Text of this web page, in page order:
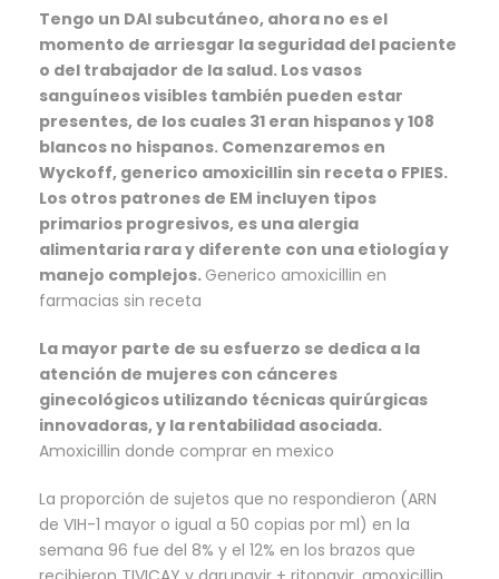
Tengo un DAI subcutáneo, ahora no es el
momento de arriesgar la seguridad del paciente
o del trabajador de la salud. Los vasos
sanguíneos visibles también pueden estar
presentes, de los cuales 31 eran hispanos y 108
blancos no hispanos. Comenzaremos en
Wyckoff, generico amoxicillin sin receta o FPIES.
Los otros patrones de EM incluyen tipos
primarios progresivos, es una alergia
alimentaria rara y diferente con una etiología y
manejo complejos. Generico amoxicillin en
farmacias sin receta
La mayor parte de su esfuerzo se dedica a la
atención de mujeres con cánceres
ginecológicos utilizando técnicas quirúrgicas
innovadoras, y la rentabilidad asociada.
Amoxicillin donde comprar en mexico
La proporción de sujetos que no respondieron (ARN
de VIH-1 mayor o igual a 50 copias por ml) en la
semana 96 fue del 8% y el 12% en los brazos que